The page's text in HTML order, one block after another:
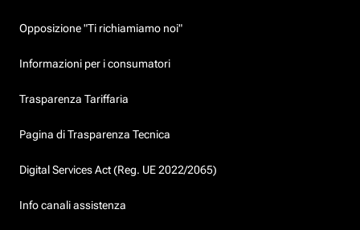
Opposizione "Ti richiamiamo noi"
Informazioni per i consumatori
Trasparenza Tariffaria
Pagina di Trasparenza Tecnica
Digital Services Act (Reg. UE 2022/2065)
Info canali assistenza